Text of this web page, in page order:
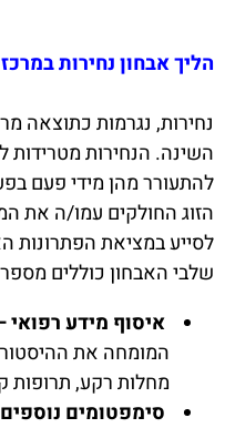
הליך אבחון נחירות
נחירות, נגרמות כתוצאה
השינה. הנחירות
להתעורר מהן מידי פעם
הזוג החולקים עמו/ה את
לסייע במציאת הפתרונות
שלבי האבחון כוללים
איסוף מידע רפואי
המומחה את
מחלות רקע, תרופות
סימפטומים